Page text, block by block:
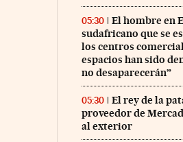
05:30
El hombre en
sudafricano que se
los centros
espacios han sido
no desaparecerán”
05:30
El rey de la
proveedor de
al exterior